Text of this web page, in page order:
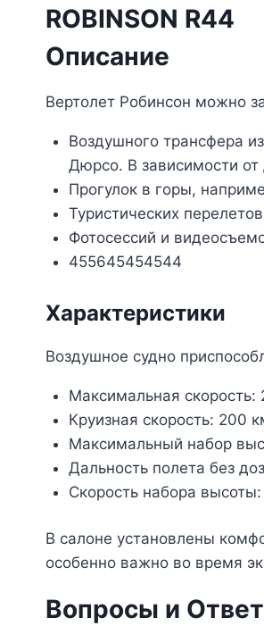
ROBINSON R44
Описание
Вертолет Робинсон можно
Воздушного трансфера
Дюрсо. В зависимости
Прогулок в горы,
Туристических
Фотосессий и
455645454544
Характеристики
Воздушное судно
Максимальная скорость:
Круизная скорость: 200
Максимальный набор
Дальность полета без
Скорость набора
В салоне установлены
особенно важно во время
Вопросы и